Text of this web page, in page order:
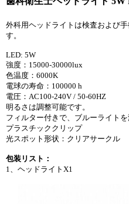
外科用ヘッドライトは検査および
す。
LED: 5W
強度：15000-30000lux
色温度：6000K
電球の寿命：100000 h
電圧：AC100-240V / 50-60HZ
明るさは調整可能です。
フィルター付きで、ブルーライトを
プラスチッククリップ
光スポット形状：クリアサークル
包装リスト：
1、ヘッドライトX1